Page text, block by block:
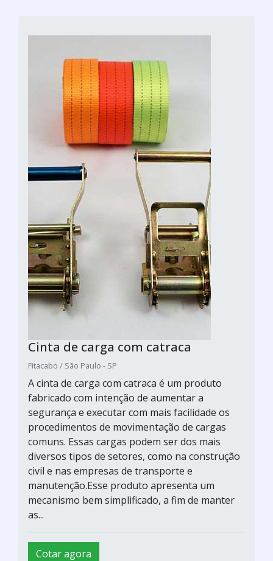
Cinta de carga com catraca
Fitacabo / São Paulo - SP
A cinta de carga com catraca é um produto
fabricado com intenção de aumentar a
segurança e executar com mais facilidade os
procedimentos de movimentação de cargas
comuns. Essas cargas podem ser dos mais
diversos tipos de setores, como na construção
civil e nas empresas de transporte e
manutenção.Esse produto apresenta um
mecanismo bem simplificado, a fim de manter
as...
Cotar agora